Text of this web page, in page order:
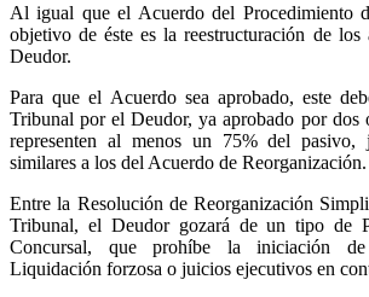
Al igual que el Acuerdo del Procedimiento
objetivo de éste es la reestructuración de
Deudor.
Para que el Acuerdo sea aprobado, este
Tribunal por el Deudor, ya aprobado por dos
representen al menos un 75% del pasivo,
similares a los del Acuerdo de Reorganización.
Entre la Resolución de Reorganización
Tribunal, el Deudor gozará de un tipo de
Concursal, que prohíbe la iniciación de
Liquidación forzosa o juicios ejecutivos en